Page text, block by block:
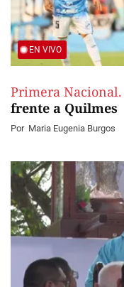
EN VIVO
Primera Nacional.
frente a Quilmes
Por Maria Eugenia Burgos